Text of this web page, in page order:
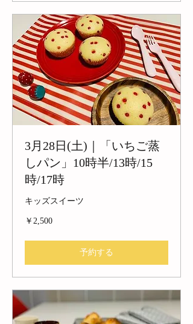
3月28日(土)｜「いちご蒸
しパン」10時半/13時/15
時/17時
キッズスイーツ
2,500
円
￥2,500
予約する